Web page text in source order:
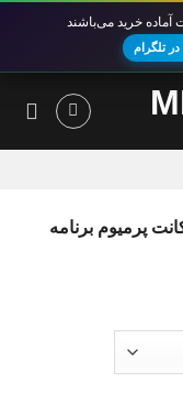
آماده خرید می‌باشند
تلگرام
پرمیوم برنامه